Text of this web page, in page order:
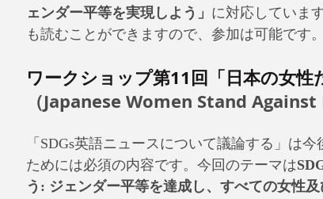
ェンダー平等を実現しよう」 に対応していま
も読むことができますので、参加は可能です
ワークショップ第11回「日本の女
（Japanese Women Stand
「SDGs英語ニュースについて議論する」は
ためには必須の内容です。今回のテーマは
う: ジェンダー平等を達成し、すべての女性